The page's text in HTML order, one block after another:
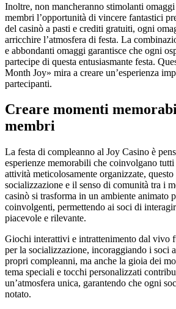
Inoltre, non mancheranno stimolanti
membri l’opportunità di vincere fantastici
del casinò a pasti e crediti gratuiti, ogni
arricchire l’atmosfera di festa. La
e abbondanti omaggi garantisce che ogni
partecipe di questa entusiasmante festa.
Month Joy» mira a creare un’esperienza
partecipanti.
Creare momenti
membri
La festa di compleanno al Joy Casino è
esperienze memorabili che coinvolgano
attività meticolosamente organizzate,
socializzazione e il senso di comunità tra i
casinò si trasforma in un ambiente animato
coinvolgenti, permettendo ai soci di
piacevole e rilevante.
Giochi interattivi e intrattenimento dal vivo
per la socializzazione, incoraggiando i soci
propri compleanni, ma anche la gioia dei
tema speciali e tocchi personalizzati
un’atmosfera unica, garantendo che ogni
notato.